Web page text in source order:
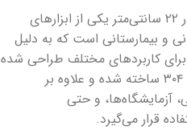
سینی تخت بیمارستانی سایز ۲۸ در ۲۲ سانتی‌متر یکی از ابزارهای
و بیمارستانی است که به دلیل
برای کاربردهای مختلف طراحی شده
است. این سینی از استیل ضدزنگ ۳۰۴ ساخته شده و علاوه بر
آزمایشگاه‌ها، و حتی
قرار می‌گیرد.